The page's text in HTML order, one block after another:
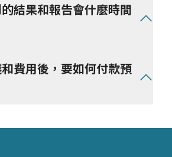
諮詢服務和合約審查，為避免糾紛
問題和給予專業建議，讓你從買
入住的旅程中，都擁有最安心和良好
結果和報告會什麼時間
完整驗屋報告於 24小時內（工作
慧驗屋報告」和「驗屋報告電子
費用後，要如何付款預
成驗屋預約將會為您保留檔期和驗